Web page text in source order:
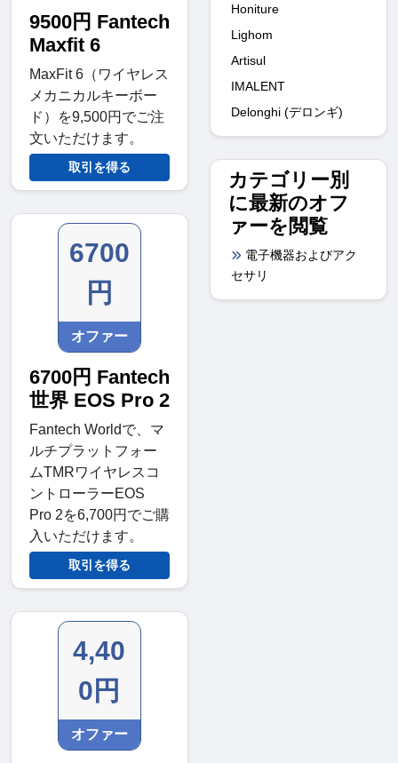
9500円 Fantech
Maxfit 6
MaxFit 6（ワイヤレス
メカニカルキーボー
ド）を9,500円でご注
文いただけます。
取引を得る
6700
円
オファー
6700円 Fantech
世界 EOS Pro 2
Fantech Worldで、マ
ルチプラットフォー
ムTMRワイヤレスコ
ントローラーEOS
Pro 2を6,700円でご購
入いただけます。
取引を得る
4,40
0円
オファー
Honiture
Lighom
Artisul
IMALENT
Delonghi (デロンギ)
カテゴリー別
に最新のオフ
ァーを閲覧
電子機器およびアク
セサリ